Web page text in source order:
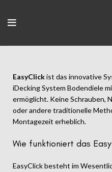
EasyClickist das innovative
iDecking System Bodendiele
ermöglicht. Keine Schrauben,
oder andere traditionelle
Montagezeit erheblich.
Wie funktioniert das
EasyClick besteht im